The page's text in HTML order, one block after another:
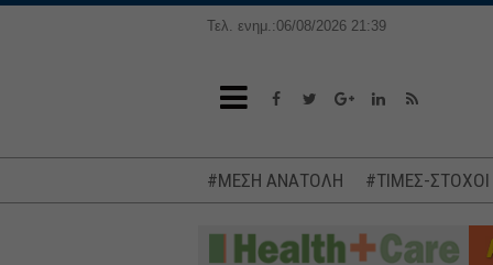
Τελ. ενημ.:06/08/2026 21:39
#ΜΕΣΗ ΑΝΑΤΟΛΗ #ΤΙΜΕΣ-